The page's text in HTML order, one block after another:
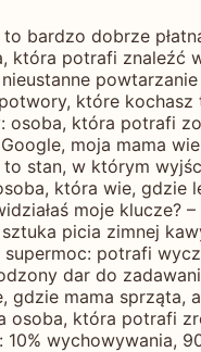
bardzo dobrze
która potrafi znaleźć
które
osoba, która potrafi
moja mama
stan, w którym
która wie, gdzie
moje klucze?
picia zimnej
supermoc: potrafi
dar do
gdzie mama sprząta,
osoba, która potrafi
10% wychowywania,